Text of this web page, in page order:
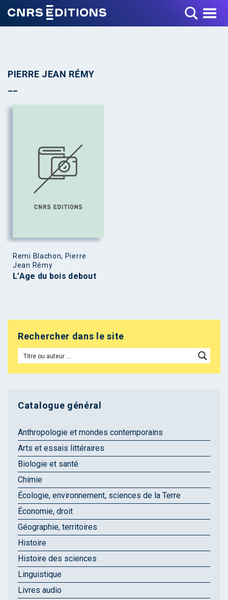
Toggle Menu
PIERRE JEAN RÉMY
Remi Blachon, Pierre
Jean Rémy
L’Age du bois debout
Rechercher dans le site
Catalogue général
Anthropologie et mondes contemporains
Arts et essais littéraires
Biologie et santé
Chimie
Écologie, environnement, sciences de la Terre
Économie, droit
Géographie, territoires
Histoire
Histoire des sciences
Linguistique
Livres audio